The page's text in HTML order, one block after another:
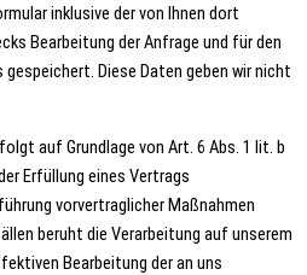
inklusive der von Ihnen dort
Bearbeitung der Anfrage und für den
Diese Daten geben wir nicht
auf Grundlage von Art. 6 Abs. 1 lit. b
Erfüllung eines Vertrags
vorvertraglicher Maßnahmen
beruht die Verarbeitung auf unserem
Bearbeitung der an uns